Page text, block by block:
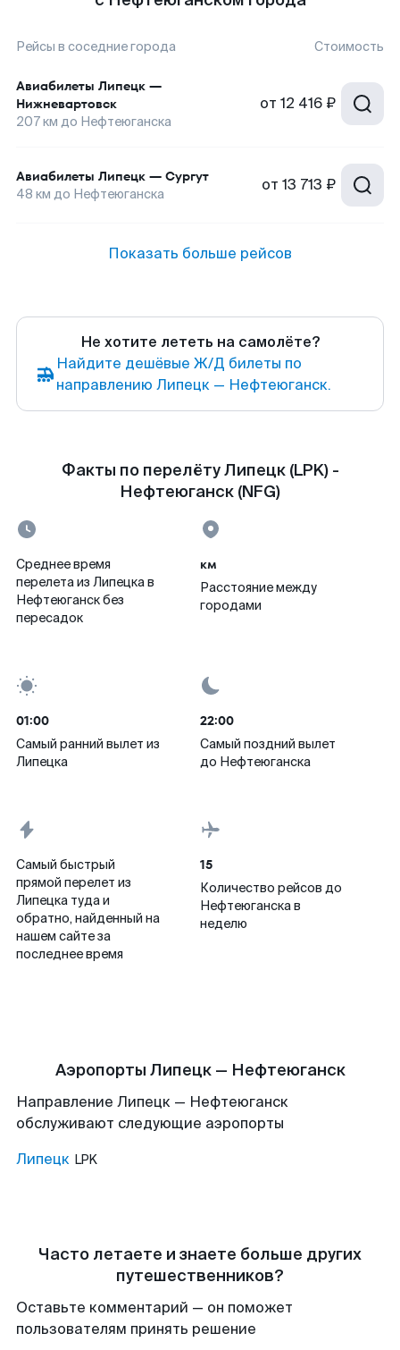
Рейсы в соседние города Стоимость
Авиабилеты Липецк —
Нижневартовск
207км до Нефтеюганска
от 12 416 ₽
Авиабилеты Липецк — Сургут
48 км до Нефтеюганска от 13 713 ₽
Показать больше рейсов
Не хотите лететь на самолёте?
Найдите дешёвые Ж/Д билеты по
направлению Липецк — Нефтеюганск.
Факты по перелёту Липецк (LPK) -
Нефтеюганск (NFG)
Среднее время
перелета из Липецка в
Нефтеюганск без
пересадок
км
Расстояние между
городами
01:00
Самый ранний вылет из
Липецка
22:00
Самый поздний вылет
до Нефтеюганска
Самый быстрый
прямой перелет из
Липецка туда и
обратно, найденный на
нашем сайте за
последнее время
15
Количество рейсов до
Нефтеюганска в
неделю
Аэропорты Липецк — Нефтеюганск
Направление Липецк — Нефтеюганск
обслуживают следующие аэропорты
Липецк LPK
Часто летаете и знаете больше других
путешественников?
Оставьте комментарий — он поможет
пользователям принять решение